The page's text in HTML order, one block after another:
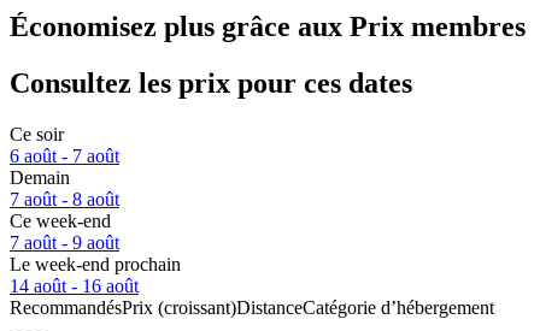
Économisez plus grâce aux Prix membres
Consultez les prix pour ces dates
Ce soir
6 août - 7 août
Demain
7 août - 8 août
Ce week-end
7 août - 9 août
Le week-end prochain
14 août - 16 août
RecommandésPrix (croissant)DistanceCatégorie d’hébergement